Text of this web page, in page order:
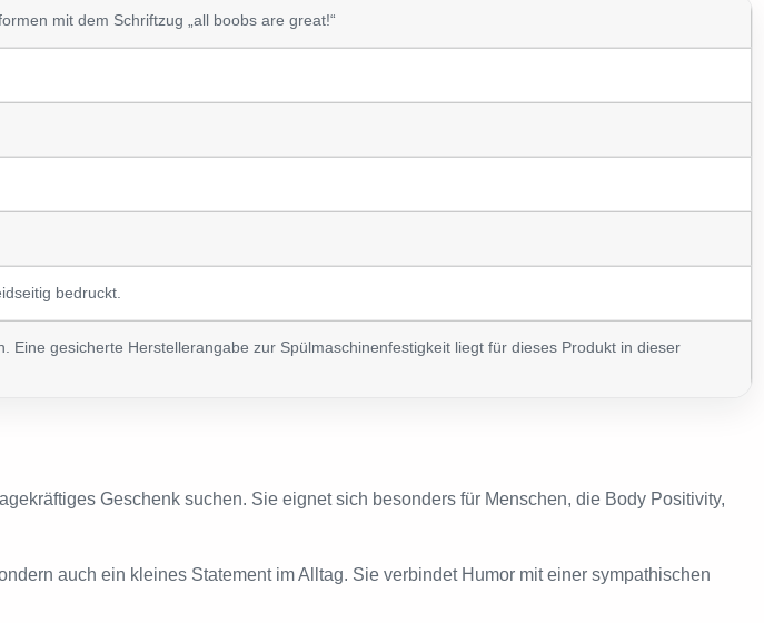
mit dem Schriftzug „all boobs are great!“
bedruckt.
Eine gesicherte Herstellerangabe zur Spülmaschinenfestigkeit liegt für dieses Produkt in dieser
Geschenk suchen. Sie eignet sich besonders für Menschen, die Body Positivity,
auch ein kleines Statement im Alltag. Sie verbindet Humor mit einer sympathischen